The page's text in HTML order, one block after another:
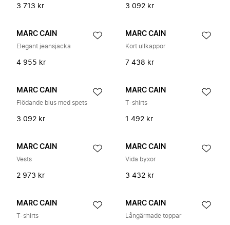
3 713 kr 3 092 kr
MARC CAIN
Elegant jeansjacka
4 955 kr
MARC CAIN
Kort ullkappor
7 438 kr
MARC CAIN
Flödande blus med spets
3 092 kr
MARC CAIN
T-shirts
1 492 kr
MARC CAIN
Vests
2 973 kr
MARC CAIN
Vida byxor
3 432 kr
MARC CAIN
T-shirts
MARC CAIN
Långärmade toppar